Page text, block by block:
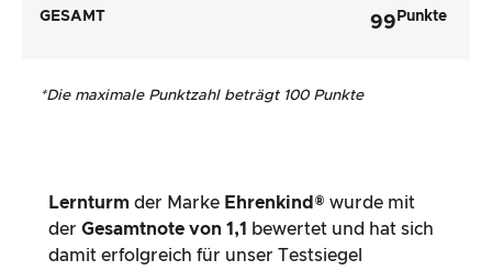
GESAMT 99 Punkte
*Die maximale Punktzahl beträgt 100 Punkte
Lernturm der Marke Ehrenkind® wurde mit
der Gesamtnote von 1,1 bewertet und hat sich
damit erfolgreich für unser Testsiegel